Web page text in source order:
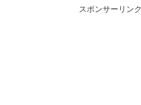
スポンサーリンク